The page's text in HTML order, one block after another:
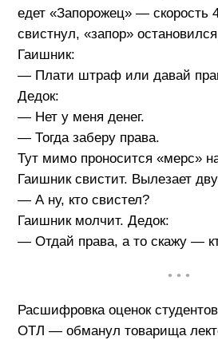
едет «Запорожец» — скорость
свистнул, «запор»
Гаишник:
— Плати штраф или давай
Дедок:
— Нет у меня денег.
— Тогда заберу права.
Тут мимо проносится «мерс»
Гаишник свистит. Вылезает
— А ну, кто свистел?
Гаишник молчит. Дедок:
— Отдай права, а то скажу —
• • •
Расшифровка оценок
ОТЛ — обманул товарища